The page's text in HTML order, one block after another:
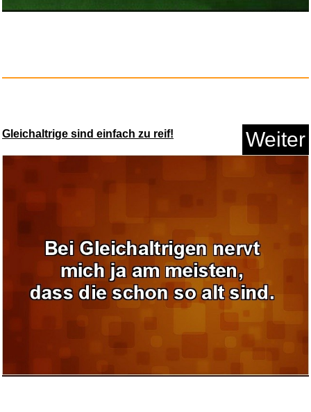
Anzeige
Gleichaltrige sind einfach zu reif! Weiter